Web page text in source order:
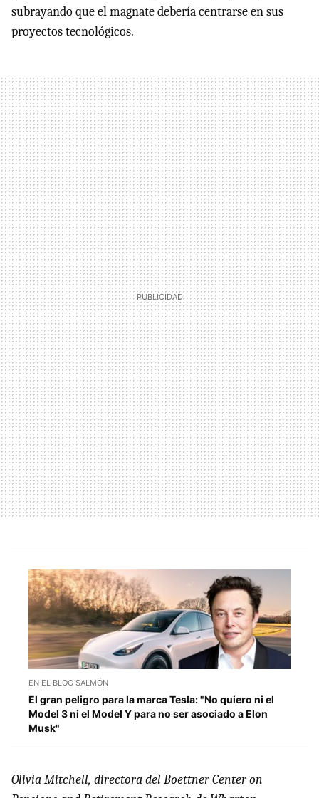
subrayando que el magnate debería centrarse en sus
proyectos tecnológicos.
EN EL BLOG SALMÓN
El gran peligro para la marca Tesla: "No quiero ni el
Model 3 ni el Model Y para no ser asociado a Elon
Musk"
Olivia Mitchell, directora del Boettner Center on